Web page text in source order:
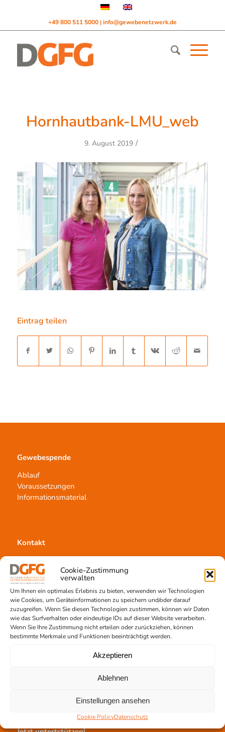
Cookie-Zustimmung
verwalten
Um Ihnen ein optimales Erlebnis zu bieten, verwenden wir Technologien
wie Cookies, um Geräteinformationen zu speichern und/oder darauf
zuzugreifen. Wenn Sie diesen Technologien zustimmen, können wir Daten
wie das Surfverhalten oder eindeutige IDs auf dieser Website verarbeiten.
Wenn Sie Ihre Zustimmung nicht erteilen oder zurückziehen, können
bestimmte Merkmale und Funktionen beeinträchtigt werden.
Akzeptieren
Ablehnen
Einstellungen ansehen
Cookie PolicyDatenschutz
+49 800 511 5000 | info@gewebenetzwerk.de
Hornhautbank-LMU_web
9. August 2019 /
Eintrag teilen
Gewebespende
Ablauf
Voraussetzungen
Informationsmaterial
Kontakt
Spendestandorte
Vermittlungsstelle